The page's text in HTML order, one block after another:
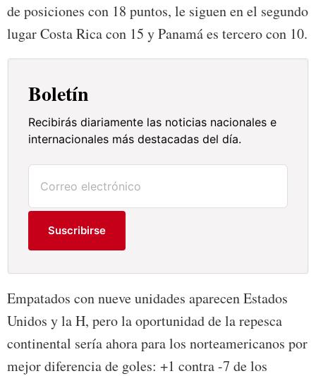
de posiciones con 18 puntos, le siguen en el segundo
lugar Costa Rica con 15 y Panamá es tercero con 10.
Boletín
Recibirás diariamente las noticias nacionales e
internacionales más destacadas del día.
Suscribirse
Empatados con nueve unidades aparecen Estados
Unidos y la H, pero la oportunidad de la repesca
continental sería ahora para los norteamericanos por
mejor diferencia de goles: +1 contra -7 de los